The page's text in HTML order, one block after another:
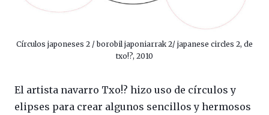
Círculos japoneses 2 / borobil japoniarrak 2/ japanese circles 2, de
txo!?, 2010
El artista navarro Txo!? hizo uso de círculos y
elipses para crear algunos sencillos y hermosos